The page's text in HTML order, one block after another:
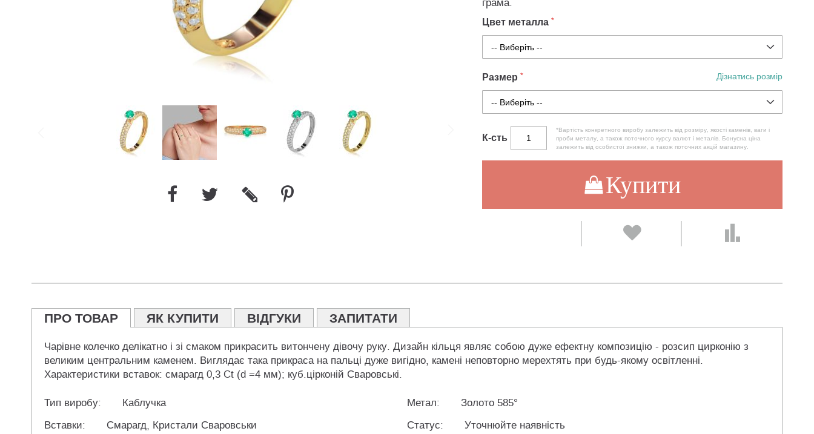
грама.
Цвет металла
Размер Дізнатись розмір
К-сть
*Вартість конкретного виробу залежить від розміру, якості каменів, ваги і
проби металу, а також поточного курсу валют і металів. Бонусна ціна
залежить від особистої знижки, а також поточних акцій магазину.
Купити
ПРО ТОВАР ЯК КУПИТИ ВІДГУКИ ЗАПИТАТИ
Чарівне колечко делікатно і зі смаком прикрасить витончену дівочу руку. Дизайн кільця являє собою дуже ефектну композицію - розсип цирконію з
великим центральним каменем. Виглядає така прикраса на пальці дуже вигідно, камені неповторно мерехтять при будь-якому освітленні.
Характеристики вставок: смарагд 0,3 Ct (d =4 мм); куб.цірконій Сваровські.
Тип виробу: Каблучка Метал:
Золото 585°
Вставки:
Смарагд, Кристали Сваровськи Статус:
Уточнюйте наявність